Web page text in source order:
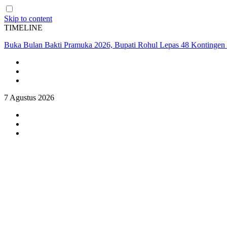
Skip to content
TIMELINE
Buka Bulan Bakti Pramuka 2026, Bupati Rohul Lepas 48
7 Agustus 2026